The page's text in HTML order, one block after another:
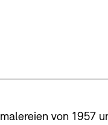
von 1957